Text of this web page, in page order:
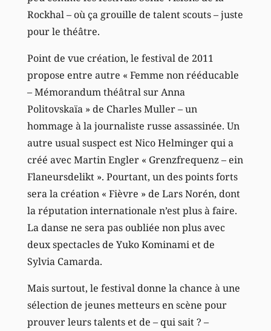
Rockhal – où ça grouille de talent scouts – juste
pour le théâtre.
Point de vue création, le festival de 2011
propose entre autre « Femme non rééducable
– Mémorandum théâtral sur Anna
Politovskaïa » de Charles Muller – un
hommage à la journaliste russe assassinée. Un
autre usual suspect est Nico Helminger qui a
créé avec Martin Engler « Grenzfrequenz – ein
Flaneursdelikt ». Pourtant, un des points forts
sera la création « Fièvre » de Lars Norén, dont
la réputation internationale n’est plus à faire.
La danse ne sera pas oubliée non plus avec
deux spectacles de Yuko Kominami et de
Sylvia Camarda.
Mais surtout, le festival donne la chance à une
sélection de jeunes metteurs en scène pour
prouver leurs talents et de – qui sait ? –